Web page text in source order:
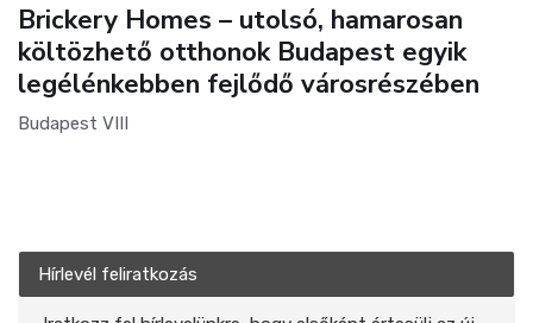
Brickery Homes – utolsó, hamarosan
költözhető otthonok Budapest egyik
legélénkebben fejlődő városrészében
Budapest VIII
Hírlevél feliratkozás